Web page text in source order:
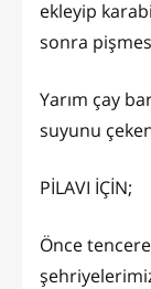
ekleyip
sonra
Yarım çay
suyunu
PİLAVI İÇİN;
Önce